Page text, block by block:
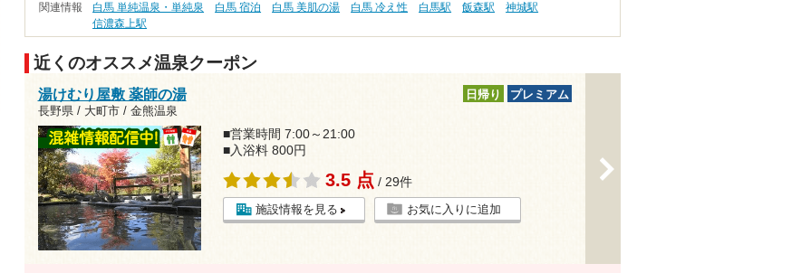
関連情報 白馬 単純温泉・単純泉 白馬 宿泊 白馬 美肌の湯 白馬 冷え性 白馬駅 飯森駅
神城駅
信濃森上駅
近くのオススメ温泉クーポン
湯けむり屋敷 薬師の湯
長野県 / 大町市 / 金熊温泉
日帰り プレミアム
■営業時間 7:00～21:00
■入浴料 800円
3.5 点 / 29件
施設情報を見る お気に入りに追加